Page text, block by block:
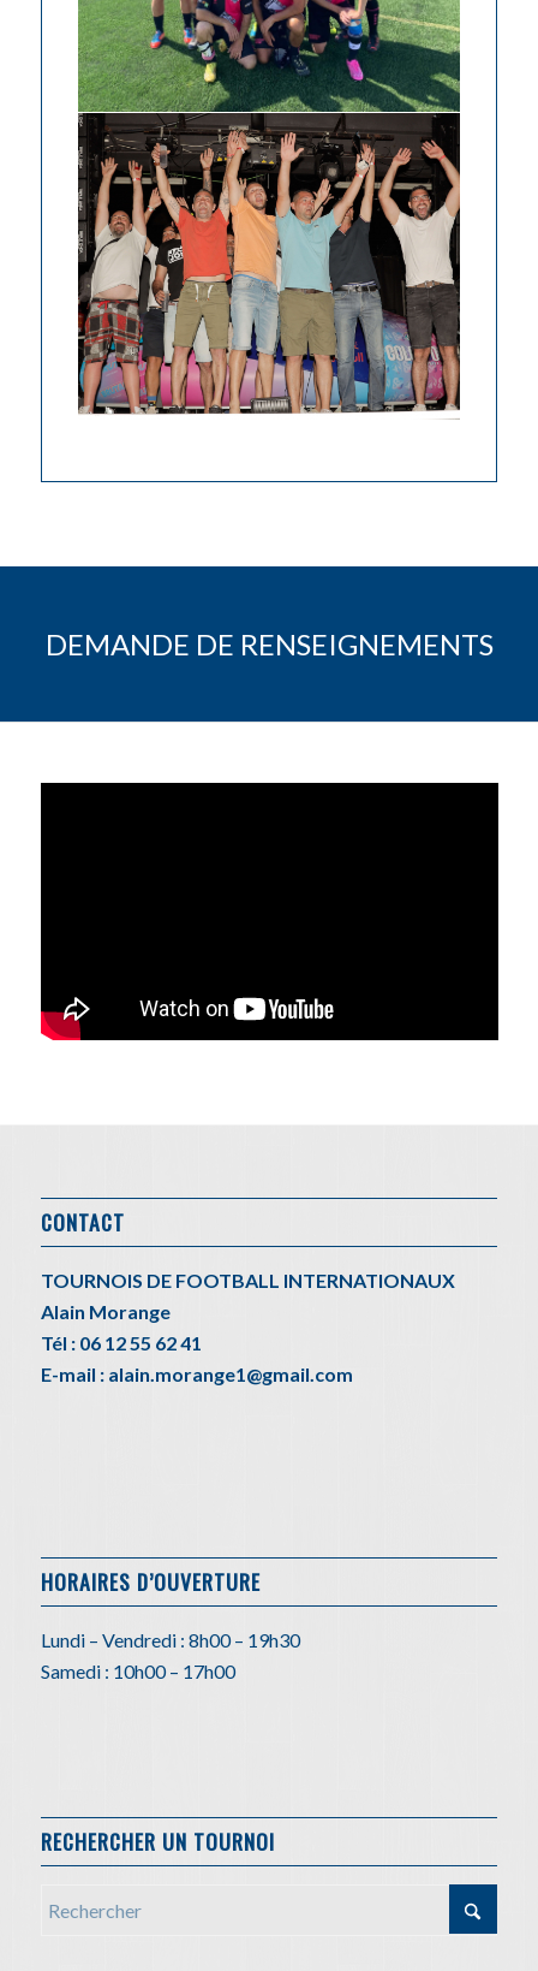
DEMANDE DE RENSEIGNEMENTS
CONTACT
TOURNOIS DE FOOTBALL INTERNATIONAUX
Alain Morange
Tél : 06 12 55 62 41
E-mail : alain.morange1@gmail.com
HORAIRES D’OUVERTURE
Lundi – Vendredi : 8h00 – 19h30
Samedi : 10h00 – 17h00
RECHERCHER UN TOURNOI